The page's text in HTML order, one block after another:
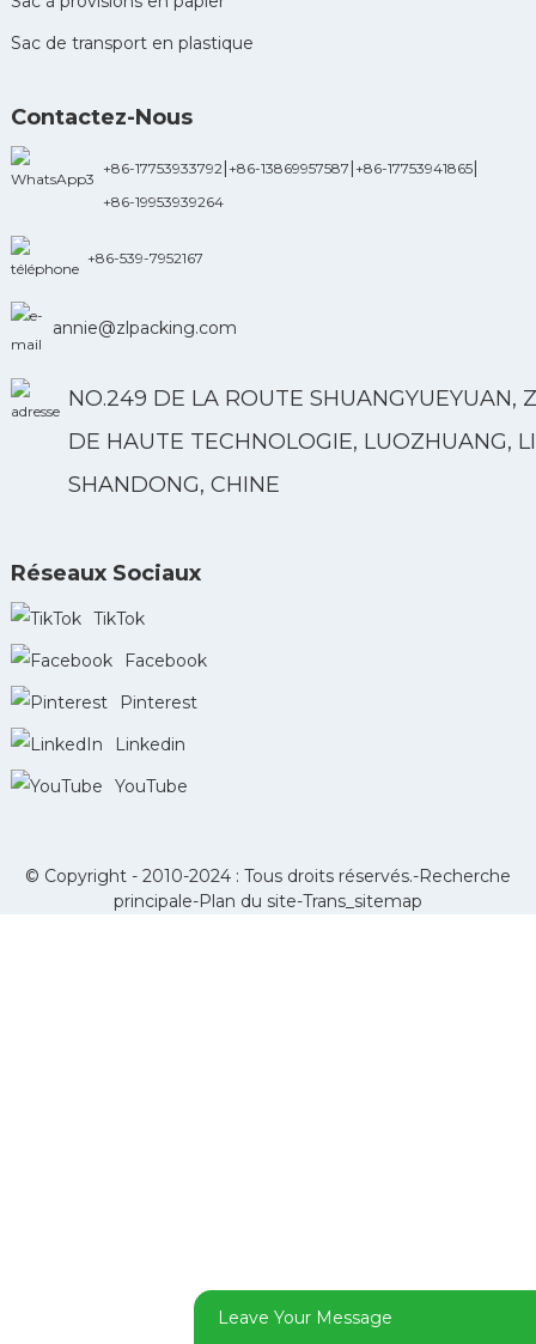
Sac de transport en plastique
Contactez-Nous
+86-17753933792| +86-13869957587 +86-17753941865|
+86-19953939264
+86-539-7952167
annie@zlpacking.com
NO.249 DE LA ROUTE SHUANGYUEYUAN,
DE HAUTE TECHNOLOGIE, LUOZHUANG,
SHANDONG, CHINE
Réseaux Sociaux
TikTok
Facebook
Pinterest
Linkedin
YouTube
© Copyright - 2010-2024 : Tous droits réservés.-Recherche
principale-Plan du site-Trans_sitemap
Leave Your Message